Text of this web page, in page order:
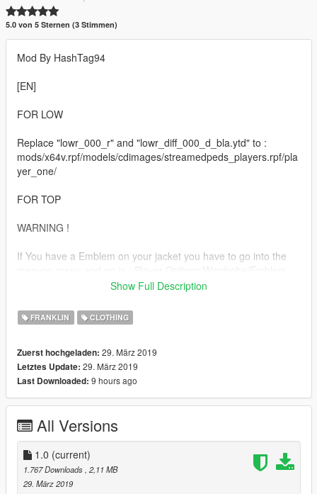
5.0 von 5 Sternen (3 Stimmen)
Mod By HashTag94
[EN]
FOR LOW
Replace "lowr_000_r" and "lowr_diff_000_d_bla.ytd" to :
mods/x64v.rpf/models/cdimages/streamedpeds_players.rpf/pla
yer_one/
FOR TOP
WARNING !
If You have a Emblem on your jacket you have to go into the
mods/x64v.rpf/models/cdimages/streamedpeds_players.rpf/pla
yer_one/
[FR]
Pour les BAS
mods/x64v.rpf/models/cdimages/streamedpeds_players.rpf/pla
yer_one/
Pour Les Vestes
Show Full Description
FRANKLIN CLOTHING
Zuerst hochgeladen: 29. März 2019
Letztes Update: 29. März 2019
Last Downloaded: 9 hours ago
All Versions
1.0 (current)
1.767 Downloads , 2,11 MB
29. März 2019